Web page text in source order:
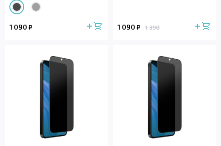
1 090 ₽ 1 090 ₽ 1 390